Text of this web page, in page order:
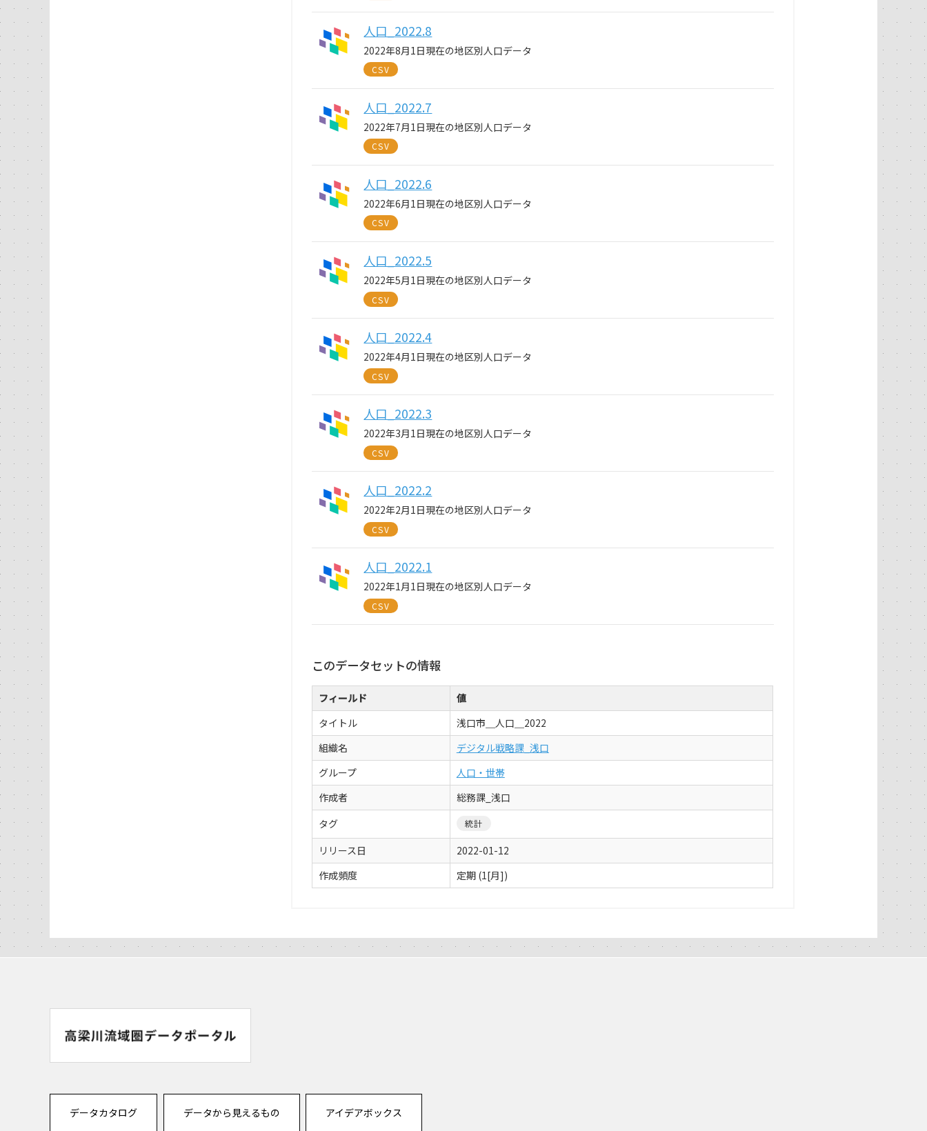
人口_2022.8
2022年8月1日現在の地区別人口データ
CSV
人口_2022.7
2022年7月1日現在の地区別人口データ
CSV
人口_2022.6
2022年6月1日現在の地区別人口データ
CSV
人口_2022.5
2022年5月1日現在の地区別人口データ
CSV
人口_2022.4
2022年4月1日現在の地区別人口データ
CSV
人口_2022.3
2022年3月1日現在の地区別人口データ
CSV
人口_2022.2
2022年2月1日現在の地区別人口データ
CSV
人口_2022.1
2022年1月1日現在の地区別人口データ
CSV
このデータセットの情報
フィールド
値
タイトル
浅口市＿人口＿2022
組織名
デジタル戦略課_浅口
グループ
人口・世帯
作成者
総務課_浅口
タグ
統計
リリース日
2022-01-12
作成頻度
定期 (1[月])
データカタログ データから見えるもの アイデアボックス